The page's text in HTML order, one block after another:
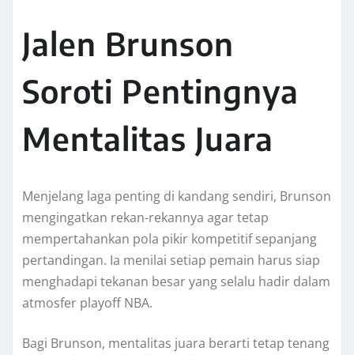
Jalen Brunson
Soroti Pentingnya
Mentalitas Juara
Menjelang laga penting di kandang sendiri, Brunson
mengingatkan rekan-rekannya agar tetap
mempertahankan pola pikir kompetitif sepanjang
pertandingan. Ia menilai setiap pemain harus siap
menghadapi tekanan besar yang selalu hadir dalam
atmosfer playoff NBA.
Bagi Brunson, mentalitas juara berarti tetap tenang